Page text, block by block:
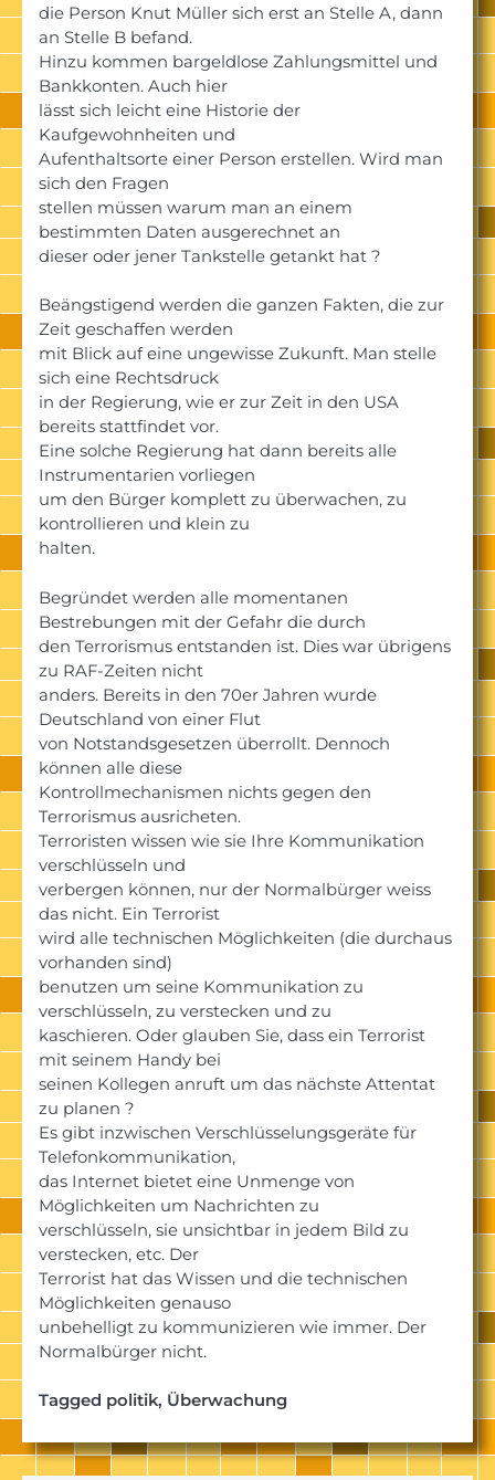
die Person Knut Müller sich erst an Stelle A, dann
an Stelle B befand.
Hinzu kommen bargeldlose Zahlungsmittel und
Bankkonten. Auch hier
lässt sich leicht eine Historie der
Kaufgewohnheiten und
Aufenthaltsorte einer Person erstellen. Wird man
sich den Fragen
stellen müssen warum man an einem
bestimmten Daten ausgerechnet an
dieser oder jener Tankstelle getankt hat ?
Beängstigend werden die ganzen Fakten, die zur
Zeit geschaffen werden
mit Blick auf eine ungewisse Zukunft. Man stelle
sich eine Rechtsdruck
in der Regierung, wie er zur Zeit in den USA
bereits stattfindet vor.
Eine solche Regierung hat dann bereits alle
Instrumentarien vorliegen
um den Bürger komplett zu überwachen, zu
kontrollieren und klein zu
halten.
Begründet werden alle momentanen
Bestrebungen mit der Gefahr die durch
den Terrorismus entstanden ist. Dies war übrigens
zu RAF-Zeiten nicht
anders. Bereits in den 70er Jahren wurde
Deutschland von einer Flut
von Notstandsgesetzen überrollt. Dennoch
können alle diese
Kontrollmechanismen nichts gegen den
Terrorismus ausricheten.
Terroristen wissen wie sie Ihre Kommunikation
verschlüsseln und
verbergen können, nur der Normalbürger weiss
das nicht. Ein Terrorist
wird alle technischen Möglichkeiten (die durchaus
vorhanden sind)
benutzen um seine Kommunikation zu
verschlüsseln, zu verstecken und zu
kaschieren. Oder glauben Sie, dass ein Terrorist
mit seinem Handy bei
seinen Kollegen anruft um das nächste Attentat
zu planen ?
Es gibt inzwischen Verschlüsselungsgeräte für
Telefonkommunikation,
das Internet bietet eine Unmenge von
Möglichkeiten um Nachrichten zu
verschlüsseln, sie unsichtbar in jedem Bild zu
verstecken, etc. Der
Terrorist hat das Wissen und die technischen
Möglichkeiten genauso
unbehelligt zu kommunizieren wie immer. Der
Normalbürger nicht.
Tagged politik, Überwachung